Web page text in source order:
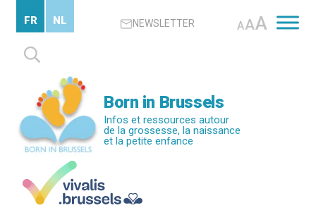
contenu
principal
NEWSLETTER AAA
Rechercher :
FR NL
Born in Brussels
Infos et ressources autour
de la grossesse, la naissance
et la petite enfance